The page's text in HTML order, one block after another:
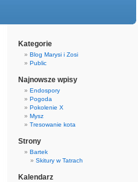
Kategorie
Blog Marysi i Zosi
Public
Najnowsze wpisy
Endospory
Pogoda
Pokolenie X
Mysz
Tresowanie kota
Strony
Bartek
Skitury w Tatrach
Kalendarz